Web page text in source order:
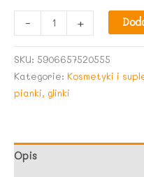
-
PREBIOTYCZNY
TONIK
TWARZY
NAWILŻAJĄCY
+
SKU: 5906657520555
Kategorie: Kosmetyki i
pianki, glinki
Opis